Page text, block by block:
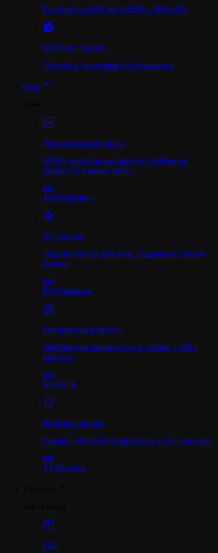
Резидентські IP на VLESS + REALITY
MTProto Проксі
Доступ в телеграм без обмежень
Ціни
Датацентрові проксі
500K+ високошвидкісних стабільних
проксі по всьому світу.
від
$0.90/місяць
ISP проксі
Надійні проксі для ігор, соцмереж і збору
даних.
від
$1.70/місяць
Резидентські проксі
Найшвидші резидентські проксі у 190+
країнах.
від
$1.00/ГБ
Мобільні проксі
Реальні 4G/5G IP операторів у 17+ країнах.
від
$4.00/день
FAQ